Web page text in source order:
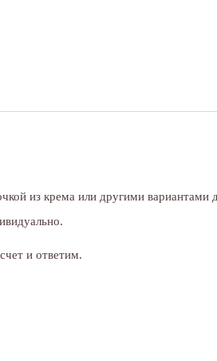
из крема или другими вариантами
и ответим.